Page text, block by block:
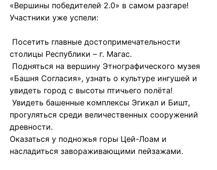
«Вершины победителей 2.0» в самом разгаре!
Участники уже успели:
Посетить главные достопримечательности
столицы Республики – г. Магас.
Подняться на вершину Этнографического музея
«Башня Согласия», узнать о культуре ингушей и
увидеть город с высоты птичьего полёта!
Увидеть башенные комплексы Эгикал и Бишт,
прогуляться среди величественных сооружений
древности.
Оказаться у подножья горы Цей-Лоам и
насладиться завораживающими пейзажами.